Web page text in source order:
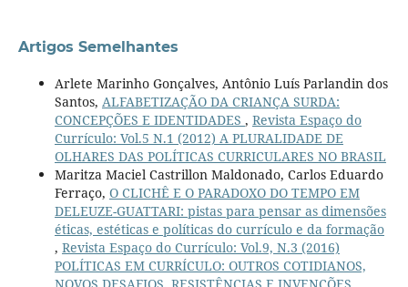
Artigos Semelhantes
Arlete Marinho Gonçalves, Antônio Luís Parlandin dos
Santos, ALFABETIZAÇÃO DA CRIANÇA SURDA:
CONCEPÇÕES E IDENTIDADES , Revista Espaço do
Currículo: Vol.5 N.1 (2012) A PLURALIDADE DE
OLHARES DAS POLÍTICAS CURRICULARES NO BRASIL
Maritza Maciel Castrillon Maldonado, Carlos Eduardo
Ferraço, O CLICHÊ E O PARADOXO DO TEMPO EM
DELEUZE-GUATTARI: pistas para pensar as dimensões
éticas, estéticas e políticas do currículo e da formação
, Revista Espaço do Currículo: Vol.9, N.3 (2016)
POLÍTICAS EM CURRÍCULO: OUTROS COTIDIANOS,